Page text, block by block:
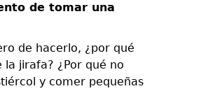
de tomar una
de hacerlo, ¿por qué
jirafa? ¿Por qué no
y comer pequeñas